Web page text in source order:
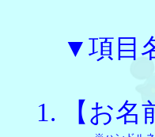
▼項目
【お名